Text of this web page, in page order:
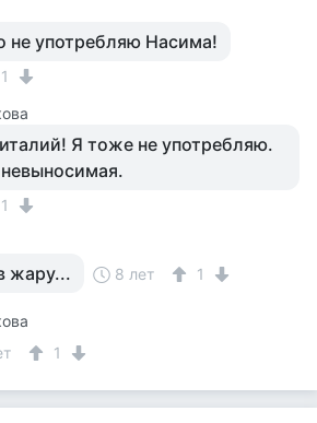
не употребляю Насима!
1
Я тоже не употребляю.
1
жару... 8 лет 1
1